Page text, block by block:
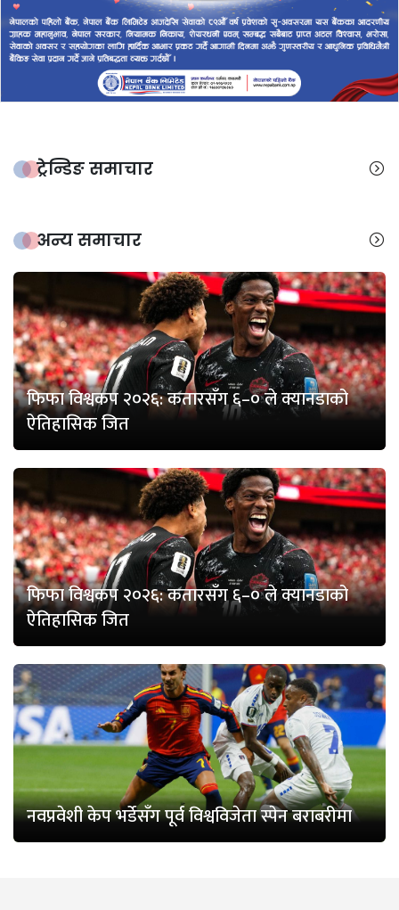
ट्रेन्डिङ समाचार
अन्य समाचार
फिफा विश्वकप २०२६: कतारसँग ६–० ले क्यानडाको
ऐतिहासिक जित
फिफा विश्वकप २०२६: कतारसँग ६–० ले क्यानडाको
ऐतिहासिक जित
नवप्रवेशी केप भर्डेसँग पूर्व विश्वविजेता स्पेन बराबरीमा